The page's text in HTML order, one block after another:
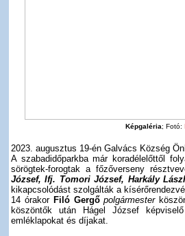
Képgaléria; Fotó:
2023. augusztus 19-én Galvács Község
A szabadidőparkba már koradélelőttől
sörögtek-forogtak a főzőverseny
József, Ifj. Tomori József, Harkály
kikapcsolódást szolgálták a
14 órakor Filó Gergő polgármester
köszöntők után Hágel József
emléklapokat és díjakat.